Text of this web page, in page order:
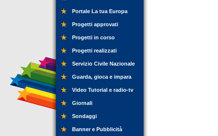
Portale La tua Europa
Progetti approvati
Progetti in corso
Progetti realizzati
Servizio Civile Nazionale
Guarda, gioca e impara
Video Tutorial e radio-tv
Giornali
Sondaggi
Banner e Pubblicità